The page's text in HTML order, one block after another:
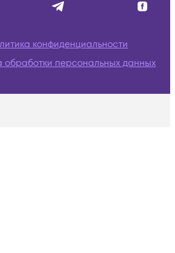
конфиденциальности
обработки персональных данных